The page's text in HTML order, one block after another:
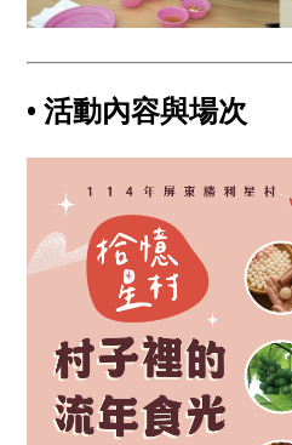
• 活動內容與場次